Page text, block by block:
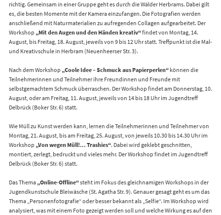
richtig. Gemeinsam in einer Gruppe geht es durch die Wälder Herbrams. Dabei gilt
es, die besten Momente mit der Kamera einzufangen. Die Fotografien werden
anschließend mit Naturmaterialien zu aufregenden Collagen aufgearbeitet. Der
Workshop „Mit den Augen und den Händen kreativ“findet von Montag, 14.
August, bis Freitag, 18. August, jeweils von 9 bis 12 Uhr statt. Treffpunkt ist die Mal-
und Kreativschule in Herbram (Neuenheerser Str. 3).
Nach dem Workshop „Coole Idee – Schmuck aus Papierperlen“können die
Teilnehmerinnen und Teilnehmer ihre Freundinnen und Freunde mit
selbstgemachtem Schmuck überraschen. Der Workshop findet am Donnerstag, 10.
August, oder am Freitag, 11. August, jeweils von 14 bis 18 Uhr im Jugendtreff
Delbrück (Boker Str. 6) statt.
Wie Müll zu Kunst werden kann, lernen die Teilnehmerinnen und Teilnehmer von
Montag, 21. August, bis am Freitag, 25. August, von jeweils 10.30 bis 14.30 Uhr im
Workshop „Von wegen Müll!... Trashies“. Dabei wird geklebt geschnitten,
montiert, zerlegt, bedruckt und vieles mehr. Der Workshop findet im Jugendtreff
Delbrück (Boker Str. 6) statt.
Das Thema „Online-Offline“steht im Fokus des gleichnamigen Workshops in der
Jugendkunstschule Bleiwäsche (St. Agatha Str. 9). Genauer gesagt geht es um das
Thema „Personenfotografie“ oder besser bekannt als „Selfie“. Im Workshop wird
analysiert, was mit einem Foto gezeigt werden soll und welche Wirkung es auf den